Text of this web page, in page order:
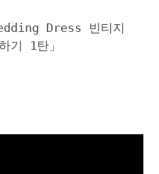
Dress 빈티지
기 1탄」